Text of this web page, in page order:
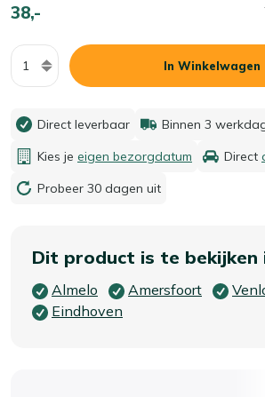
38,-
Aantal
In Winkelwagen
Direct leverbaar Binnen 3
Kies je eigen bezorgdatum Direct
Probeer 30 dagen uit
Dit product is te bekijken
Almelo Amersfoort
Eindhoven